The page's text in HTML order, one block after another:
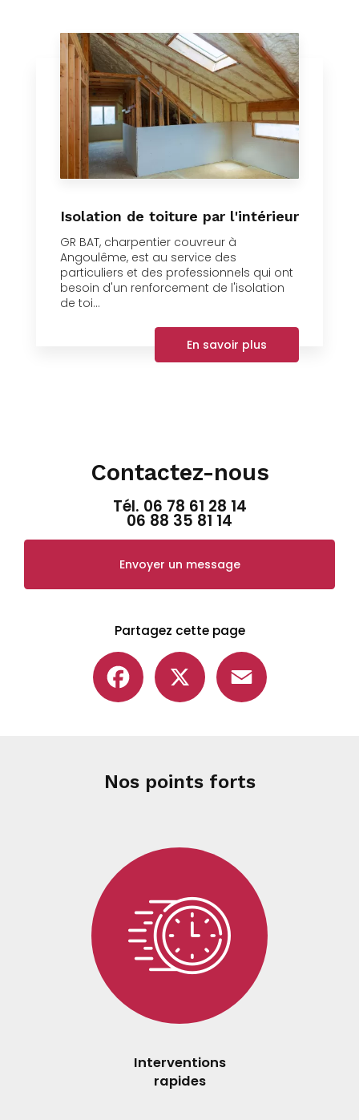
Isolation de toiture par l'intérieur
GR BAT, charpentier couvreur à
Angoulême, est au service des
particuliers et des professionnels qui ont
besoin d'un renforcement de l'isolation
de toi...
En savoir plus
Contactez-nous
Tél. 06 78 61 28 14
06 88 35 81 14
Envoyer un message
Partagez cette page
Facebook
Nos points forts
Interventions
rapides